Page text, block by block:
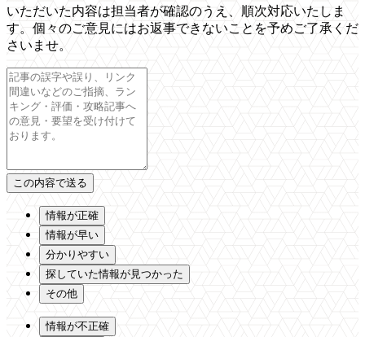
いただいた内容は担当者が確認のうえ、順次対応いたしま
す。個々のご意見にはお返事できないことを予めご了承くだ
さいませ。
情報が正確
情報が早い
分かりやすい
探していた情報が見つかった
その他
情報が不正確